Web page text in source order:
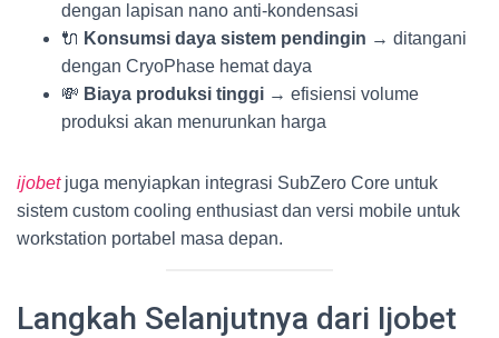
dengan lapisan nano anti-kondensasi
🔌 Konsumsi daya sistem pendingin → ditangani
dengan CryoPhase hemat daya
💸 Biaya produksi tinggi → efisiensi volume
produksi akan menurunkan harga
ijobet juga menyiapkan integrasi SubZero Core untuk
sistem custom cooling enthusiast dan versi mobile untuk
workstation portabel masa depan.
Langkah Selanjutnya dari Ijobet